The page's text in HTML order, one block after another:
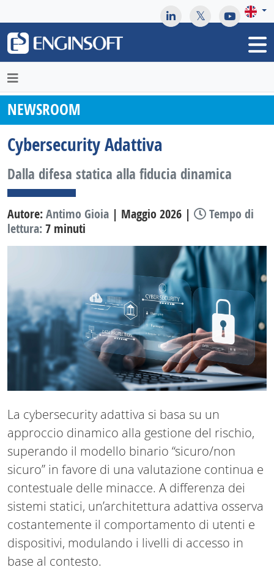
NEWSROOM
Cybersecurity Adattiva
Dalla difesa statica alla fiducia dinamica
Autore:Antimo Gioia | Maggio 2026 |
Tempo di
lettura:7 minuti
La cybersecurity adattiva si basa su un
approccio dinamico alla gestione del rischio,
superando il modello binario “sicuro/non
sicuro” in favore di una valutazione continua e
contestuale delle minacce. A differenza dei
sistemi statici, un’architettura adattiva osserva
costantemente il comportamento di utenti e
dispositivi, modulando i livelli di accesso in
base al contesto.
May we use cookies to track your activities? We take your
privacy very seriously. Please see our privacy policy for details
and any questions.